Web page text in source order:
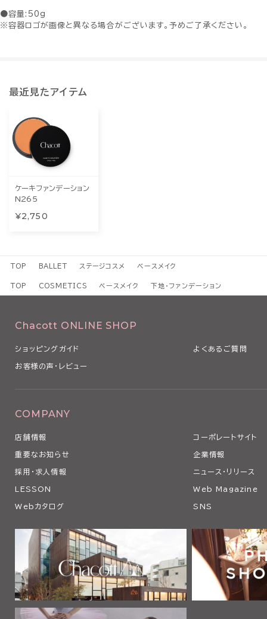
●容量:50g
※容器ロゴが画像と異なる場合がございます。予めご了承ください。
最近見たアイテム
ケーキファンデーション
N265
¥2,750
TOP BALLET ステージコスメ ベースメイク
TOP COSMETICS ベースメイク 下地・ファンデーション
Chacott ONLINE SHOP
ショッピングガイド よくあるご質問
お客様の声・レビュー
COMPANY
店舗情報 コーポレートサイト
重要なお知らせ 企業情報
採用・求人情報 ニュース・リリース
LESSON Web Magazine
Webカタログ SNS